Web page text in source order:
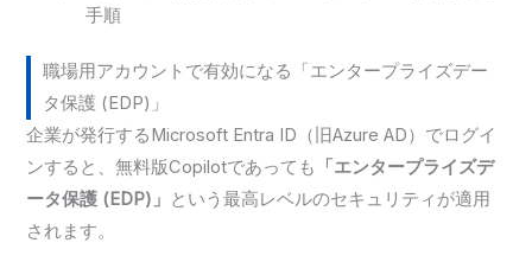
手順
職場用アカウントで有効になる「エンタープライズデー
タ保護 (EDP)」
企業が発行するMicrosoft Entra ID（旧Azure AD）でログイ
ンすると、無料版Copilotであっても
「エンタープライズデ
ータ保護 (EDP)」 という最高レベルのセキュリティが適用
されます。